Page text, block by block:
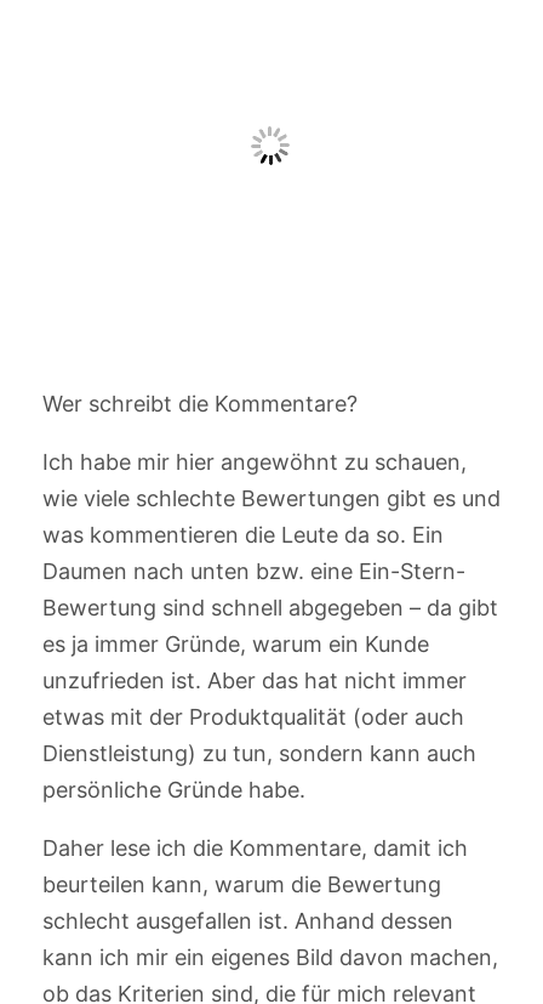
Wer schreibt die Kommentare?
Ich habe mir hier angewöhnt zu schauen,
wie viele schlechte Bewertungen gibt es und
was kommentieren die Leute da so. Ein
Daumen nach unten bzw. eine Ein-Stern-
Bewertung sind schnell abgegeben – da gibt
es ja immer Gründe, warum ein Kunde
unzufrieden ist. Aber das hat nicht immer
etwas mit der Produktqualität (oder auch
Dienstleistung) zu tun, sondern kann auch
persönliche Gründe habe.
Daher lese ich die Kommentare, damit ich
beurteilen kann, warum die Bewertung
schlecht ausgefallen ist. Anhand dessen
kann ich mir ein eigenes Bild davon machen,
ob das Kriterien sind, die für mich relevant